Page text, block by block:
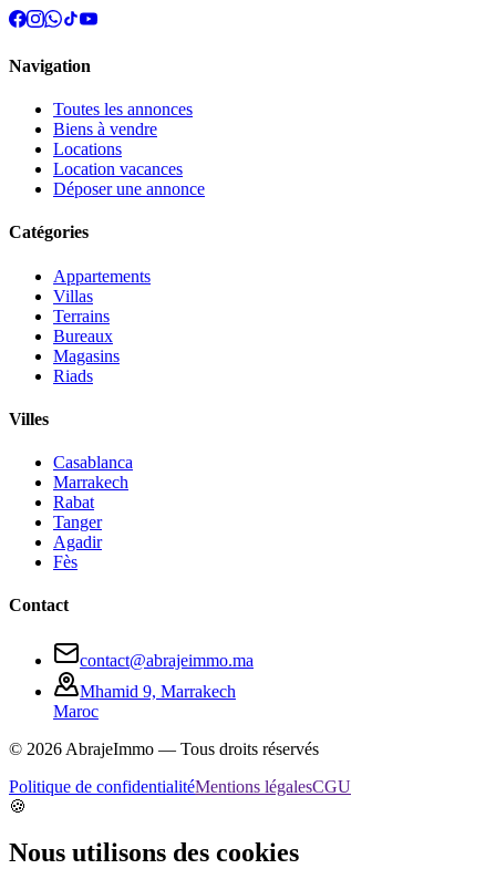
Navigation
Toutes les annonces
Biens à vendre
Locations
Location vacances
Déposer une annonce
Catégories
Appartements
Villas
Terrains
Bureaux
Magasins
Riads
Villes
Casablanca
Marrakech
Rabat
Tanger
Agadir
Fès
Contact
contact@abrajeimmo.ma
Mhamid 9, Marrakech
Maroc
© 2026 AbrajeImmo — Tous droits réservés
Politique de confidentialitéMentions légalesCGU
🍪
Nous utilisons des cookies